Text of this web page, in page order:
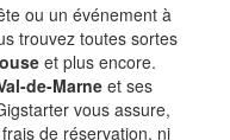
ou un événement à
trouvez toutes sortes
et plus encore.
de-Marneet ses
vous assure,
de réservation, ni